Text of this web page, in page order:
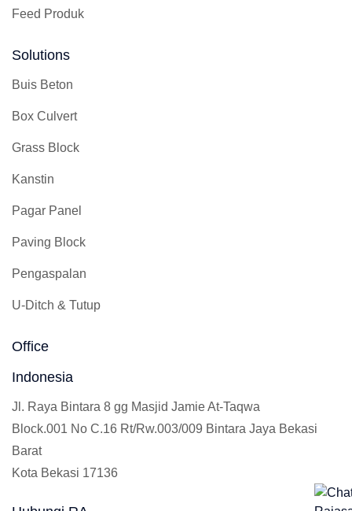
Feed Produk
Solutions
Buis Beton
Box Culvert
Grass Block
Kanstin
Pagar Panel
Paving Block
Pengaspalan
U-Ditch & Tutup
Office
Indonesia
Jl. Raya Bintara 8 gg Masjid Jamie At-Taqwa
Block.001 No C.16 Rt/Rw.003/009 Bintara Jaya Bekasi
Barat
Kota Bekasi 17136